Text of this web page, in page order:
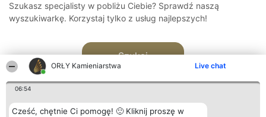
ORŁY Kamieniarstwa Live chat
06:54
Cześć, chętnie Ci pomogę! 🙂 Kliknij proszę w
Szukasz specjalisty w pobliżu Ciebie? Sprawdź naszą
wyszukiwarkę. Korzystaj tylko z usług najlepszych!
Szukaj